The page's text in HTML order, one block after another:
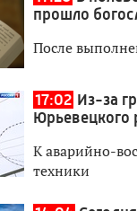
прошло
После
17:02 Из-за
Юрьевецкого
К аварийно-
техники